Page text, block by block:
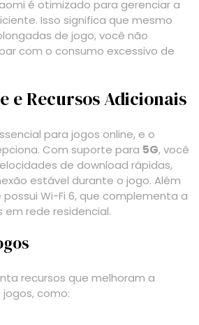
é otimizado para gerenciar a
Isso significa que mesmo
de jogo, você não
com o consumo excessivo de
e Recursos Adicionais
para jogos online, e o
Com suporte para 5G, você
de download rápidas,
estável durante o jogo. Além
Wi-Fi 6, que complementa a
em rede residencial.
recursos que melhoram a
como: